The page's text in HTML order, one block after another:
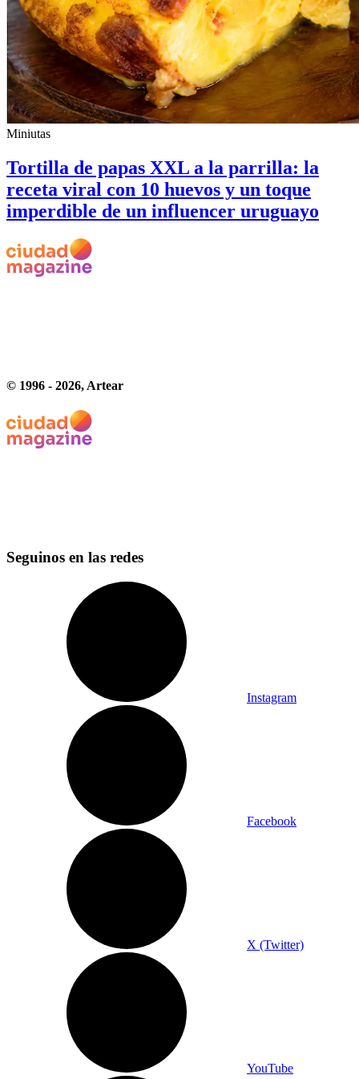
Miniutas
Tortilla de papas XXL a la parrilla: la
receta viral con 10 huevos y un toque
imperdible de un influencer uruguayo
© 1996 - 2026, Artear
Seguinos en las redes
Instagram
Facebook
X (Twitter)
YouTube